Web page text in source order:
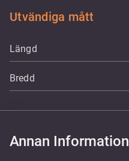
Utvändiga mått
Längd
Bredd
Annan Information